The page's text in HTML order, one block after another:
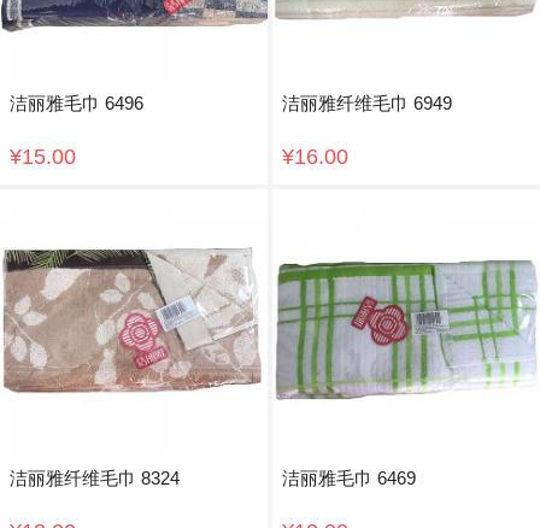
洁丽雅毛巾 6496
¥15.00
洁丽雅纤维毛巾 6949
¥16.00
洁丽雅纤维毛巾 8324 洁丽雅毛巾 6469